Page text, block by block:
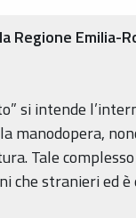
Regione Emilia-
si intende
manodopera,
Tale
che stranieri ed